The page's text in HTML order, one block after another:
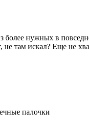
более нужных в
там искал? Еще не
палочки